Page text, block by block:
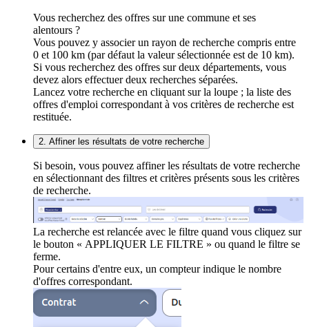
Vous recherchez des offres sur une commune et ses
alentours ?
Vous pouvez y associer un rayon de recherche compris entre
0 et 100 km (par défaut la valeur sélectionnée est de 10 km).
Si vous recherchez des offres sur deux départements, vous
devez alors effectuer deux recherches séparées.
Lancez votre recherche en cliquant sur la loupe ; la liste des
offres d'emploi correspondant à vos critères de recherche est
restituée.
2. Affiner les résultats de votre recherche
Si besoin, vous pouvez affiner les résultats de votre recherche
en sélectionnant des filtres et critères présents sous les critères
de recherche.
La recherche est relancée avec le filtre quand vous cliquez sur
le bouton « APPLIQUER LE FILTRE » ou quand le filtre se
ferme.
Pour certains d'entre eux, un compteur indique le nombre
d'offres correspondant.